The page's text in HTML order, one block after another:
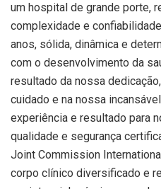
um hospital de grande porte,
complexidade e
anos, sólida, dinâmica e
com o desenvolvimento da
resultado da nossa
cuidado e na nossa
experiência e resultado para
qualidade e segurança
Joint Commission
corpo clínico diversificado e